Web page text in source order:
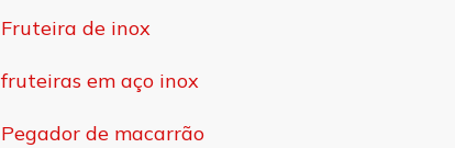
Fruteira de inox
fruteiras em aço inox
Pegador de macarrão